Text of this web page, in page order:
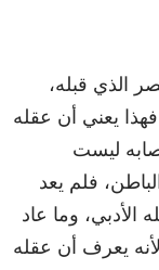
الذي قبله،
فهذا يعني أن عقله
ليست
فلم يعد
وما عاد
لأنه يعرف أن عقله